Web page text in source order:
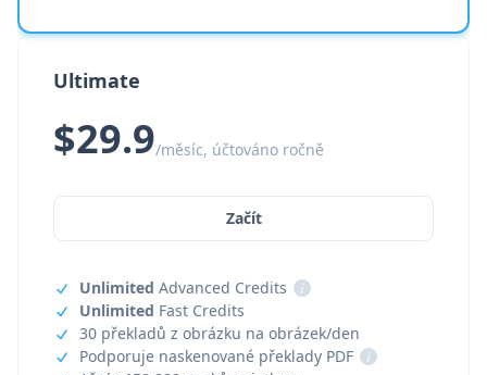
Ultimate
$29.9/měsíc, účtováno ročně
Začít
Unlimited Advanced Credits
i
Unlimited Fast Credits
30 překladů z obrázku na obrázek/den
Podporuje naskenované překlady PDF
i